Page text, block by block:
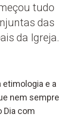
tudo
das
da Igreja.
e a
nem sempre
Dia com